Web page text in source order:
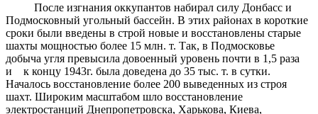
После изгнания оккупантов набирал силу Донбасс и
Подмосковный угольный бассейн. В этих районах в короткие
сроки были введены в строй новые и восстановлены старые
шахты мощностью более 15 млн. т. Так, в Подмосковье
добыча угля превысила довоенный уровень почти в 1,5 раза
и к концу 1943г. была доведена до 35 тыс. т. в сутки.
Началось восстановление более 200 выведенных из строя
шахт. Широким масштабом шло восстановление
электростанций Днепропетровска, Харькова, Киева,